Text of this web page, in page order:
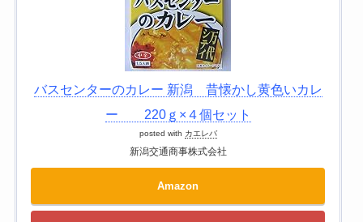
バスセンターのカレー 新潟 昔懐かし黄色いカレ
ー 220ｇ×４個セット
posted with カエレバ
新潟交通商事株式会社
Amazon